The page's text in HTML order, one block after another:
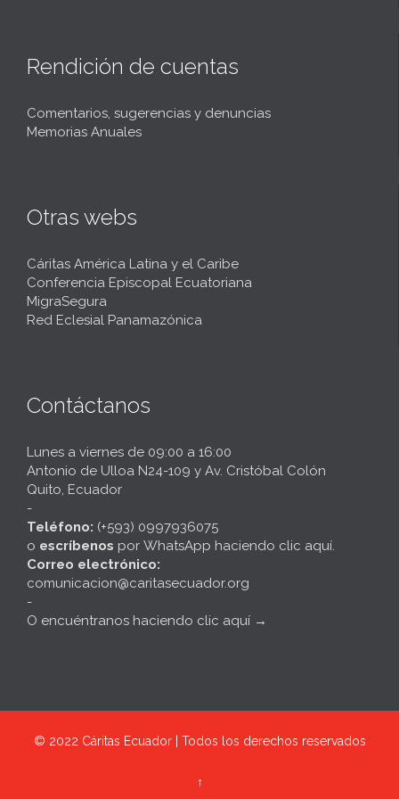
Rendición de cuentas
Comentarios, sugerencias y denuncias
Memorias Anuales
Otras webs
Cáritas América Latina y el Caribe
Conferencia Episcopal Ecuatoriana
MigraSegura
Red Eclesial Panamazónica
Contáctanos
Lunes a viernes de 09:00 a 16:00
Antonio de Ulloa N24-109 y Av. Cristóbal Colón
Quito, Ecuador
-
Teléfono: (+593) 0997936075
o escríbenos por WhatsApp haciendo clic aquí.
Correo electrónico:
comunicacion@caritasecuador.org
-
O encuéntranos haciendo clic aquí →
© 2022 Cáritas Ecuador | Todos los derechos reservados
↑